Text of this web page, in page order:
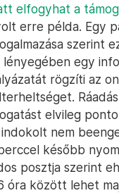
elfogyhat a
erre példa. Egy
szerint
egy
rögzíti az
elvileg
nem
később
posztja szerint
óra között lehet